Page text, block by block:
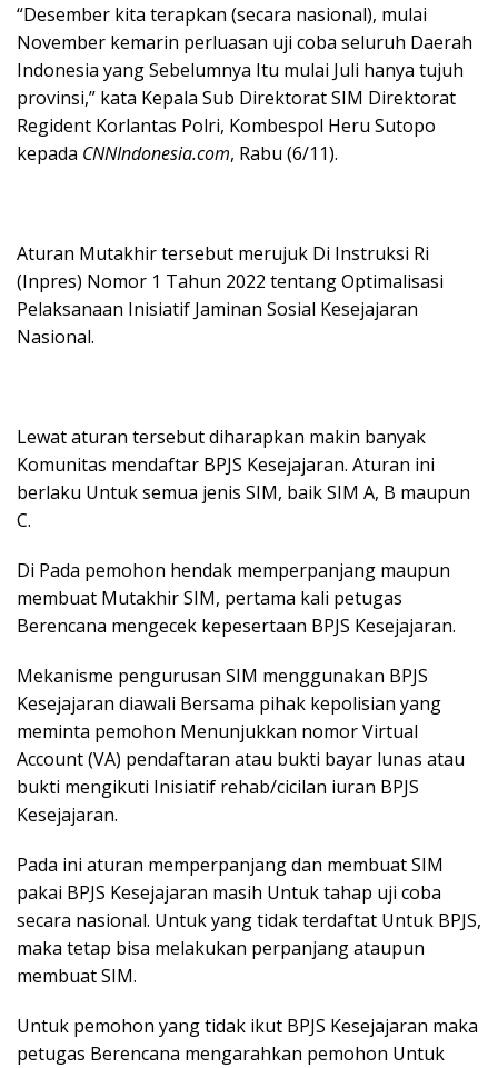
“Desember kita terapkan (secara nasional), mulai
November kemarin perluasan uji coba seluruh Daerah
Indonesia yang Sebelumnya Itu mulai Juli hanya tujuh
provinsi,” kata Kepala Sub Direktorat SIM Direktorat
Regident Korlantas Polri, Kombespol Heru Sutopo
kepada CNNIndonesia.com, Rabu (6/11).
Aturan Mutakhir tersebut merujuk Di Instruksi Ri
(Inpres) Nomor 1 Tahun 2022 tentang Optimalisasi
Pelaksanaan Inisiatif Jaminan Sosial Kesejajaran
Nasional.
Lewat aturan tersebut diharapkan makin banyak
Komunitas mendaftar BPJS Kesejajaran. Aturan ini
berlaku Untuk semua jenis SIM, baik SIM A, B maupun
C.
Di Pada pemohon hendak memperpanjang maupun
membuat Mutakhir SIM, pertama kali petugas
Berencana mengecek kepesertaan BPJS Kesejajaran.
Mekanisme pengurusan SIM menggunakan BPJS
Kesejajaran diawali Bersama pihak kepolisian yang
meminta pemohon Menunjukkan nomor Virtual
Account (VA) pendaftaran atau bukti bayar lunas atau
bukti mengikuti Inisiatif rehab/cicilan iuran BPJS
Kesejajaran.
Pada ini aturan memperpanjang dan membuat SIM
pakai BPJS Kesejajaran masih Untuk tahap uji coba
secara nasional. Untuk yang tidak terdaftat Untuk BPJS,
maka tetap bisa melakukan perpanjang ataupun
membuat SIM.
Untuk pemohon yang tidak ikut BPJS Kesejajaran maka
petugas Berencana mengarahkan pemohon Untuk